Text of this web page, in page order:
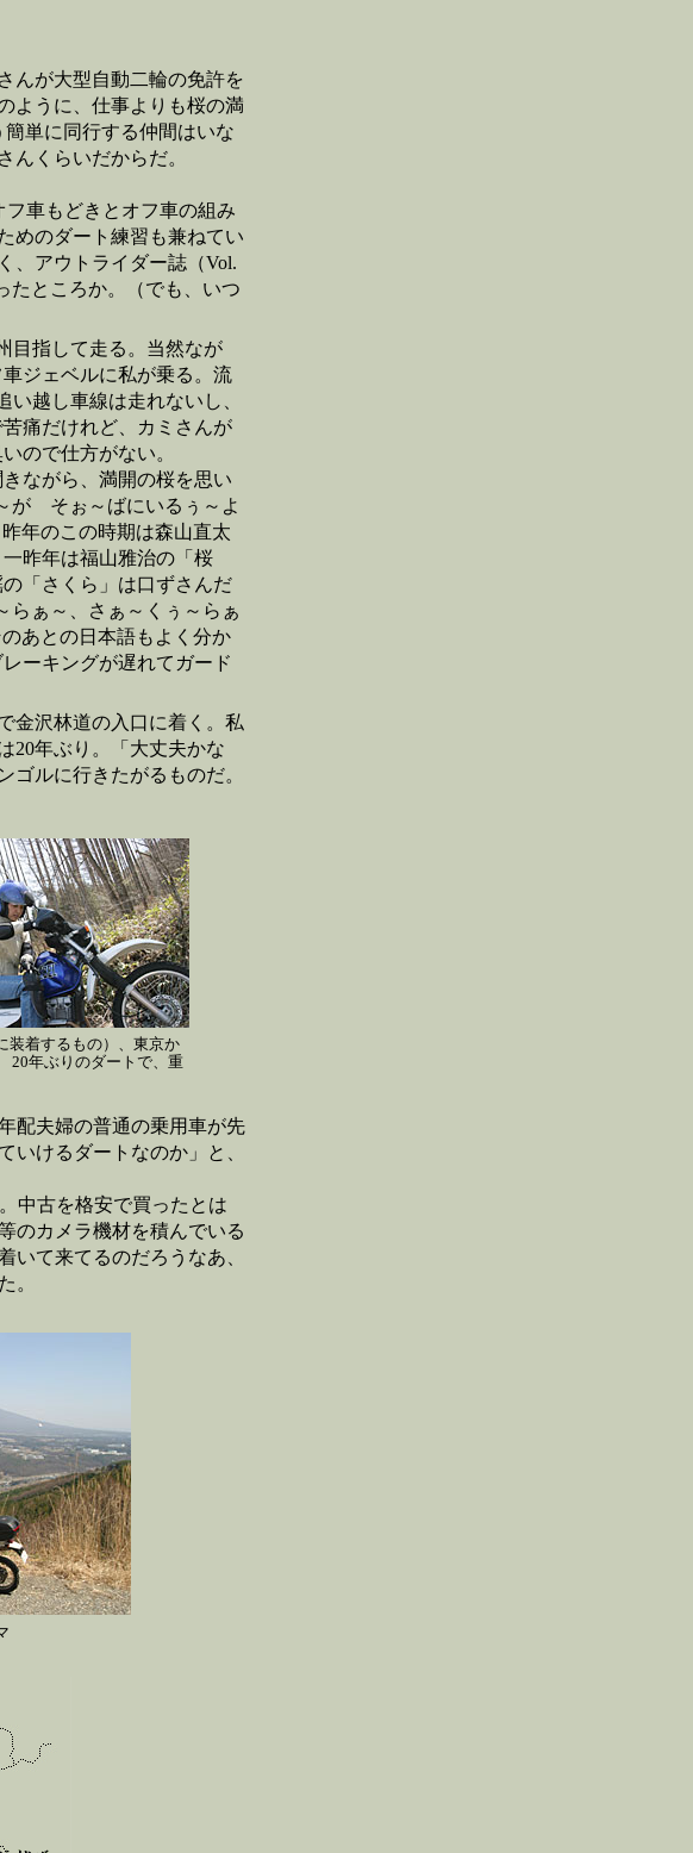
んが大型自動二輪の免許を
ように、仕事よりも桜の満
単に同行する仲間はいな
んくらいだからだ。
車もどきとオフ車の組み
めのダート練習も兼ねてい
、アウトライダー誌（Vol.
たところか。（でも、いつ
目指して走る。当然なが
ジェベルに私が乗る。流
い越し車線は走れないし、
痛だけれど、カミさんが
ので仕方がない。
ながら、満開の桜を思い
が そぉ～ばにいるぅ～よ
年のこの時期は森山直太
昨年は福山雅治の「桜
「さくら」は口ずさんだ
らぁ～、さぁ～くぅ～らぁ
あとの日本語もよく分か
ーキングが遅れてガード
金沢林道の入口に着く。私
20年ぶり。「大丈夫かな
ゴルに行きたがるものだ。
装着するもの）、東京か
20年ぶりのダートで、重
配夫婦の普通の乗用車が先
いけるダートなのか」と、
中古を格安で買ったとは
のカメラ機材を積んでいる
いて来てるのだろうなあ、
。